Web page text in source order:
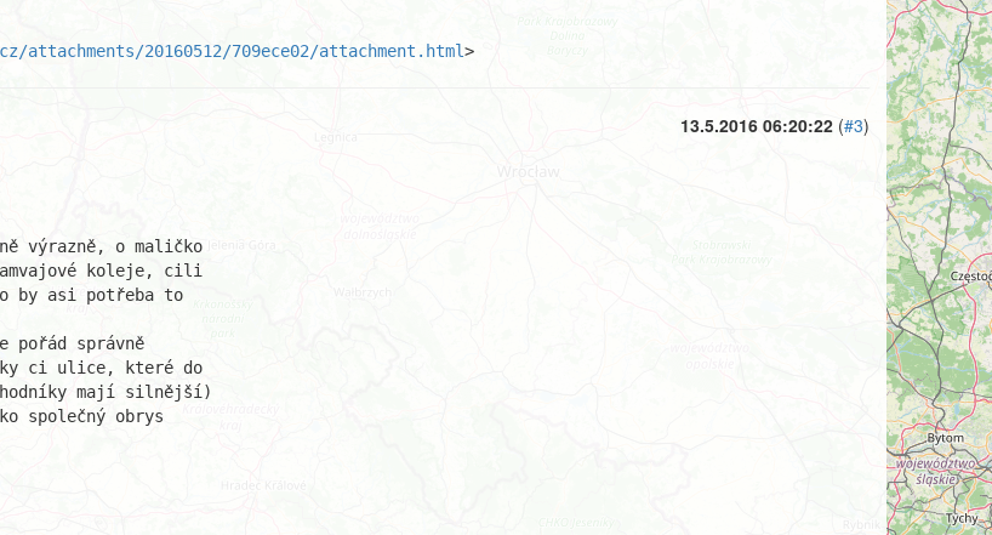
20160512/709ece02/attachment.html>
13.5.2016 06:20:22 (#3)
výrazně, o maličko
koleje, cili
by asi potřeba to
správně
ci ulice, které do
mají silnější)
společný obrys